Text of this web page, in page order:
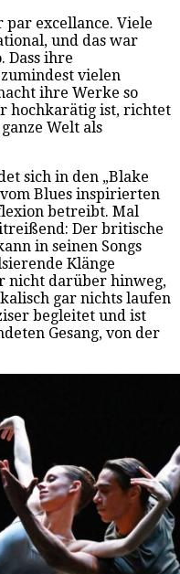
excellance. Viele
und das war
Dass ihre
vielen
ihre Werke so
hochkarätig ist, richtet
Welt als
sich in den „Blake
Blues inspirierten
betreibt. Mal
Der britische
in seinen Songs
Klänge
nicht darüber hinweg,
gar nichts laufen
begleitet und ist
Gesang, von der